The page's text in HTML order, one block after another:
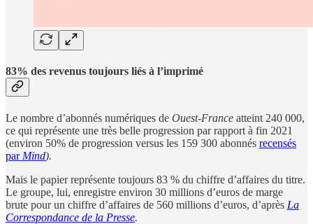
83% des revenus toujours liés à l’imprimé
Le nombre d’abonnés numériques de Ouest-France atteint 240 000,
ce qui représente une très belle progression par rapport à fin 2021
(environ 50% de progression versus les 159 300 abonnés recensés
par Mind).
Mais le papier représente toujours 83 % du chiffre d’affaires du titre.
Le groupe, lui, enregistre environ 30 millions d’euros de marge
brute pour un chiffre d’affaires de 560 millions d’euros, d’après La
Correspondance de la Presse.